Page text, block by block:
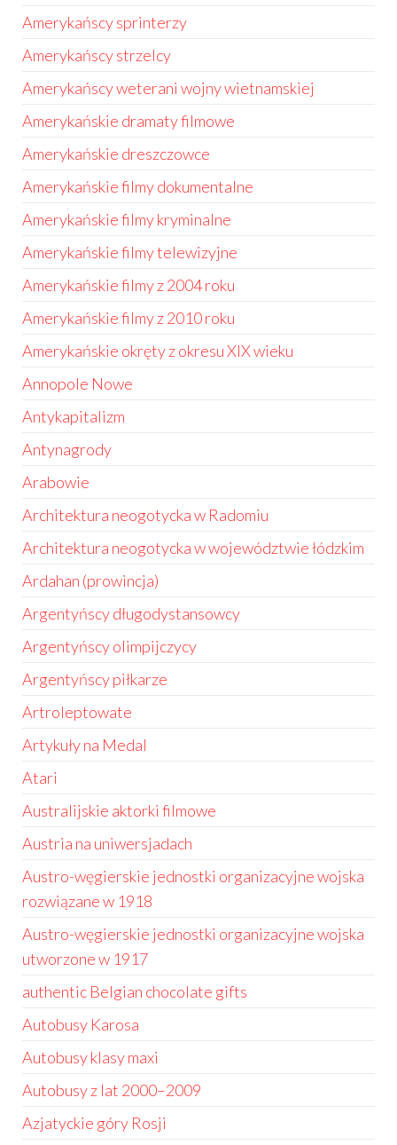
Amerykańscy sprinterzy
Amerykańscy strzelcy
Amerykańscy weterani wojny wietnamskiej
Amerykańskie dramaty filmowe
Amerykańskie dreszczowce
Amerykańskie filmy dokumentalne
Amerykańskie filmy kryminalne
Amerykańskie filmy telewizyjne
Amerykańskie filmy z 2004 roku
Amerykańskie filmy z 2010 roku
Amerykańskie okręty z okresu XIX wieku
Annopole Nowe
Antykapitalizm
Antynagrody
Arabowie
Architektura neogotycka w Radomiu
Architektura neogotycka w województwie łódzkim
Ardahan (prowincja)
Argentyńscy długodystansowcy
Argentyńscy olimpijczycy
Argentyńscy piłkarze
Artroleptowate
Artykuły na Medal
Atari
Australijskie aktorki filmowe
Austria na uniwersjadach
Austro-węgierskie jednostki organizacyjne wojska
rozwiązane w 1918
Austro-węgierskie jednostki organizacyjne wojska
utworzone w 1917
authentic Belgian chocolate gifts
Autobusy Karosa
Autobusy klasy maxi
Autobusy z lat 2000–2009
Azjatyckie góry Rosji